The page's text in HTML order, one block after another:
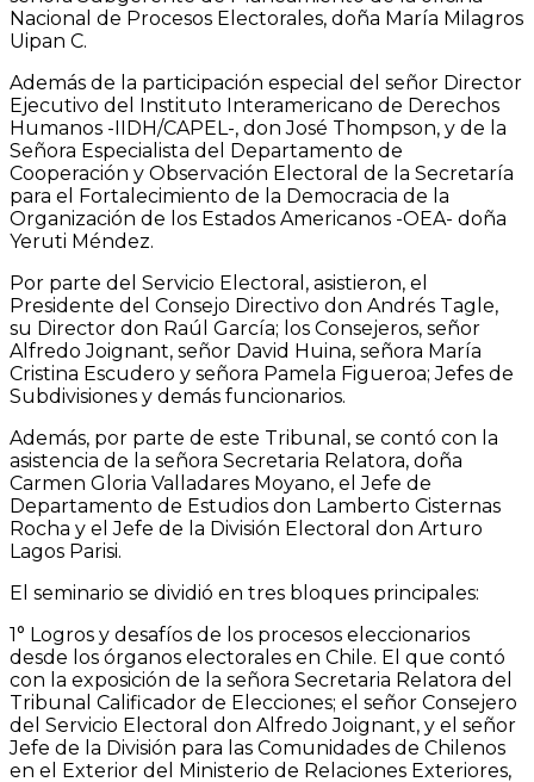
Nacional de Procesos Electorales, doña María Milagros
Uipan C.
Además de la participación especial del señor Director
Ejecutivo del Instituto Interamericano de Derechos
Humanos -IIDH/CAPEL-, don José Thompson, y de la
Señora Especialista del Departamento de
Cooperación y Observación Electoral de la Secretaría
para el Fortalecimiento de la Democracia de la
Organización de los Estados Americanos -OEA- doña
Yeruti Méndez.
Por parte del Servicio Electoral, asistieron, el
Presidente del Consejo Directivo don Andrés Tagle,
su Director don Raúl García; los Consejeros, señor
Alfredo Joignant, señor David Huina, señora María
Cristina Escudero y señora Pamela Figueroa; Jefes de
Subdivisiones y demás funcionarios.
Además, por parte de este Tribunal, se contó con la
asistencia de la señora Secretaria Relatora, doña
Carmen Gloria Valladares Moyano, el Jefe de
Departamento de Estudios don Lamberto Cisternas
Rocha y el Jefe de la División Electoral don Arturo
Lagos Parisi.
El seminario se dividió en tres bloques principales:
1° Logros y desafíos de los procesos eleccionarios
desde los órganos electorales en Chile. El que contó
con la exposición de la señora Secretaria Relatora del
Tribunal Calificador de Elecciones; el señor Consejero
del Servicio Electoral don Alfredo Joignant, y el señor
Jefe de la División para las Comunidades de Chilenos
en el Exterior del Ministerio de Relaciones Exteriores,